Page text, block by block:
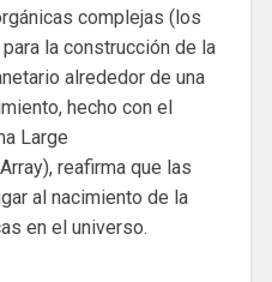
complejas (los
la construcción de la
alrededor de una
hecho con el
Large
reafirma que las
al nacimiento de la
en el universo.